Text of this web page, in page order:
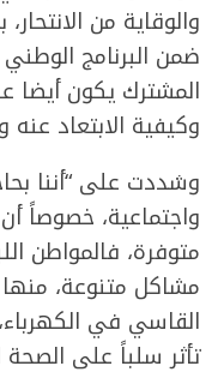
والوقاية من
ضمن البرنامج
المشترك يكون أيضا
وكيفية الابتعاد
وشددت على “أننا
واجتماعية، خصوصاً
متوفرة، فالمواطن
مشاكل متنوعة، منها
القاسي في
تأثر سلباً على